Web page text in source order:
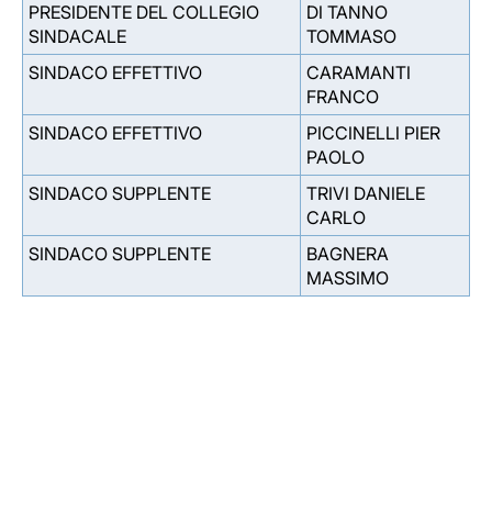
PRESIDENTE DEL COLLEGIO
SINDACALE
DI TANNO
TOMMASO
SINDACO EFFETTIVO
CARAMANTI
FRANCO
SINDACO EFFETTIVO
PICCINELLI PIER
PAOLO
SINDACO SUPPLENTE
TRIVI DANIELE
CARLO
SINDACO SUPPLENTE
BAGNERA
MASSIMO